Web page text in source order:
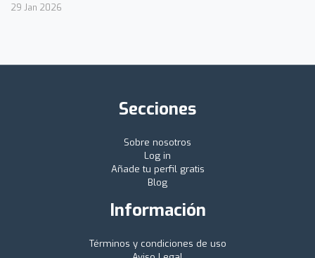
29 Jan 2026
Secciones
Sobre nosotros
Log in
Añade tu perfil gratis
Blog
Información
Términos y condiciones de uso